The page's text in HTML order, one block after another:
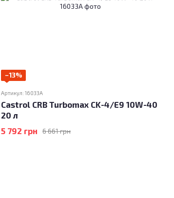
−13%
Артикул: 16033A
Castrol CRB Turbomax CK-4/E9 10W-40
20 л
6 661 грн
5 792 грн